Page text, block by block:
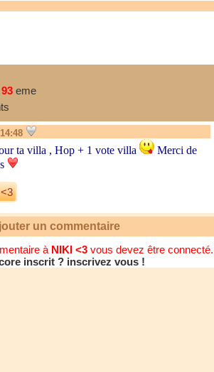
93 eme
ta villa , Hop + 1 vote villa
Merci de
un commentaire
à NIKI <3 vous devez être connecté.
inscrit ? inscrivez vous !